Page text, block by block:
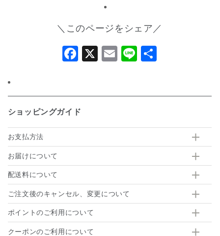
＼このページをシェア／
Facebook
X Email
Line
ショッピングガイド
お支払方法
お届けについて
配送料について
ご注文後のキャンセル、変更について
ポイントのご利用について
クーポンのご利用について